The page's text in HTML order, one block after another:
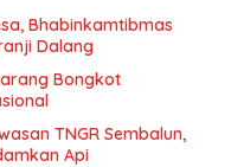
Bhabinkamtibmas
Dalang
Bongkot
TNGR Sembalun,
Api